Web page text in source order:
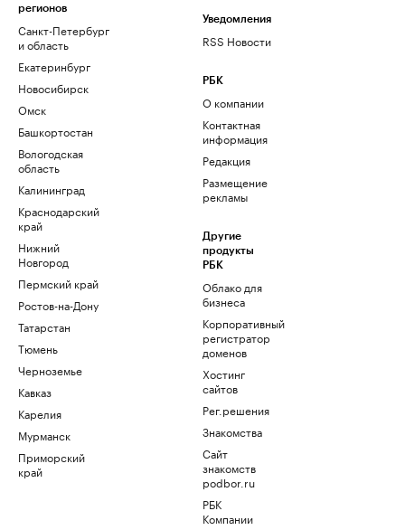
регионов
Санкт-Петербург
и область
Екатеринбург
Новосибирск
Омск
Башкортостан
Вологодская
область
Калининград
Краснодарский
край
Нижний
Новгород
Пермский край
Ростов-на-Дону
Татарстан
Тюмень
Черноземье
Кавказ
Карелия
Мурманск
Приморский
край
Уведомления
RSS Новости
РБК
О компании
Контактная
информация
Редакция
Размещение
рекламы
Другие
продукты
РБК
Облако для
бизнеса
Корпоративный
регистратор
доменов
Хостинг
сайтов
Рег.решения
Знакомства
Сайт
знакомств
podbor.ru
РБК
Компании